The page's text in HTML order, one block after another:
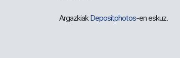
ArgazkiakDepositphotos-en eskuz.